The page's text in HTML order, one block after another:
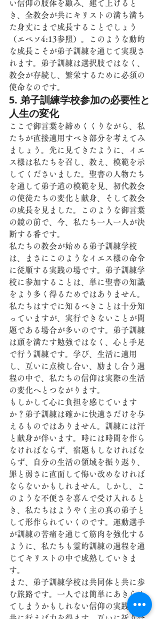
い信仰の肢体を顧み、建て上げると
き、全教会が共にキリストの満ち満ち
た身丈にまで成長することでしょう
（エペソ4:13参照）。このような動的
な成長こそが弟子訓練を通じて実現さ
れます。弟子訓練は選択肢ではなく、
教会が存続し、繁栄するために必須の
使命なのです。
5. 弟子訓練学校参加の必要性と
人生の変化
ここで御言葉を締めくくりながら、私
たちが直接適用すべき部分を考えてみ
ましょう。先に見てきたように、イエ
ス様は私たちを召し、教え、模範を示
してくださいました。聖書の人物たち
を通して弟子道の模範を見、初代教会
の使徒たちの変化と献身、そして教会
の成長を見ました。このような御言葉
の鏡の前で、今、私たち一人一人が決
断する番です。
私たちの教会が始める弟子訓練学校
は、まさにこのようなイエス様の命令
に従順する実践の場です。弟子訓練学
校に参加することは、単に聖書の知識
をより多く得るためではありません。
私たちはすでに知るべきことは十分知
っていますが、実行できないことが問
題である場合が多いのです。弟子訓練
は頭を満たす勉強ではなく、心と手足
で行う訓練です。学び、生活に適用
し、互いに点検し合い、励まし合う過
程の中で、私たちの信仰は実際の生活
の変化へとつながります。
もしかして心に負担を感じています
か？弟子訓練は確かに快適さだけを与
えるものではありません。訓練には汗
と献身が伴います。時には時間を作ら
なければならず、宿題もしなければな
らず、自分の生活の領域を振り返り、
罪と弱さに直面して悔い改めなければ
ならないかもしれません。しかし、こ
のような不便さを喜んで受け入れると
き、私たちはようやく主の真の弟子と
して形作られていくのです。運動選手
が訓練の苦痛を通じて筋肉を強化する
ように、私たちも霊的訓練の過程を通
じてキリストの中で成熟していきま
す。
また、弟子訓練学校は共同体と共に歩
む旅路です。一人では簡単にあきらめ
てしまうかもしれない信仰の実践も、